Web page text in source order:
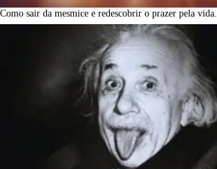
Como sair da mesmice e redescobrir o prazer pela vida.